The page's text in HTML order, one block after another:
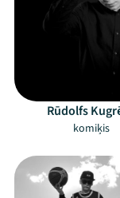
Rūdolfs
komiķis